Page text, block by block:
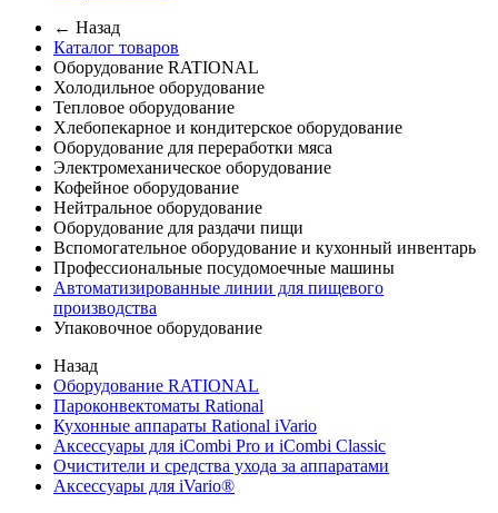
← Назад
Каталог товаров
Оборудование RATIONAL
Холодильное оборудование
Тепловое оборудование
Хлебопекарное и кондитерское оборудование
Оборудование для переработки мяса
Электромеханическое оборудование
Кофейное оборудование
Нейтральное оборудование
Оборудование для раздачи пищи
Вспомогательное оборудование и кухонный инвентарь
Профессиональные посудомоечные машины
Автоматизированные линии для пищевого
производства
Упаковочное оборудование
Назад
Оборудование RATIONAL
Пароконвектоматы Rational
Кухонные аппараты Rational iVario
Аксессуары для iCombi Pro и iCombi Classic
Очистители и средства ухода за аппаратами
Аксессуары для iVario®